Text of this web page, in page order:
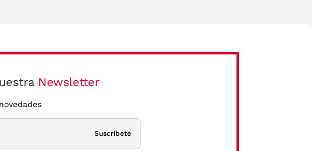
Newsletter
Suscríbete